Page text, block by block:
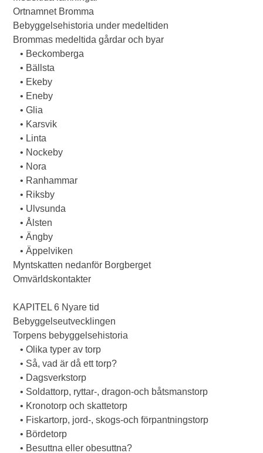
Ortnamnet Bromma
Bebyggelsehistoria under medeltiden
Brommas medeltida gårdar och byar
• Beckomberga
• Bällsta
• Ekeby
• Eneby
• Glia
• Karsvik
• Linta
• Nockeby
• Nora
• Ranhammar
• Riksby
• Ulvsunda
• Ålsten
• Ängby
• Äppelviken
Myntskatten nedanför Borgberget
Omvärldskontakter
KAPITEL 6 Nyare tid
Bebyggelseutvecklingen
Torpens bebyggelsehistoria
• Olika typer av torp
• Så, vad är då ett torp?
• Dagsverkstorp
• Soldattorp, ryttar-, dragon-och båtsmanstorp
• Kronotorp och skattetorp
• Fiskartorp, jord-, skogs-och förpantningstorp
• Bördetorp
• Besuttna eller obesuttna?